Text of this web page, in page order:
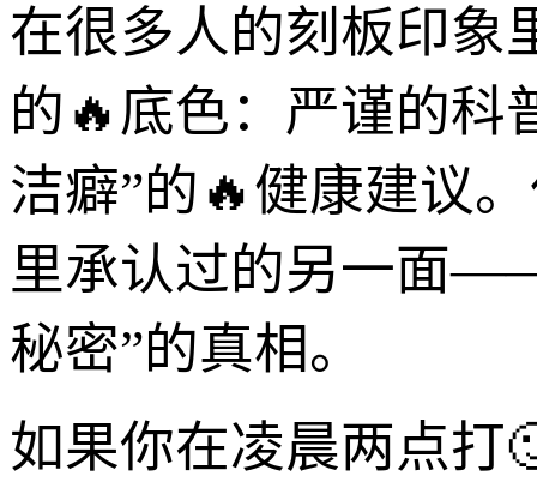
在很多人的刻板印象
的🔥底色：严谨的科
洁癖”的🔥健康建议
里承认过的另一面
秘密”的真相。
如果你在凌晨两点打